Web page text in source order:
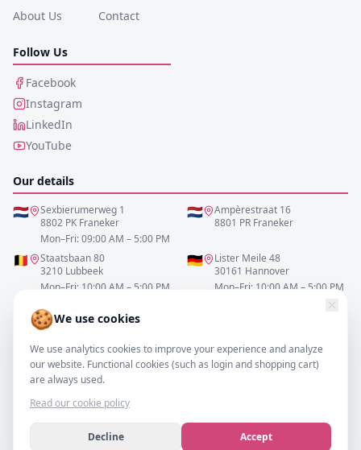
🍪We use cookies
We use analytics cookies to improve your experience and analyze
our website. Functional cookies (such as login and shopping cart)
are always used.
Read our cookie policy
Decline Accept
About Us
Contact
Follow Us
Facebook
Instagram
LinkedIn
YouTube
Our details
🇳🇱
Sexbierumerweg 1
8802 PK Franeker
Mon–Fri: 09:00 AM – 5:00 PM
🇳🇱
Ampèrestraat 16
8801 PR Franeker
🇧🇪
Staatsbaan 80
3210 Lubbeek
Mon–Fri: 10:00 AM – 5:00 PM
🇩🇪
Lister Meile 48
30161 Hannover
Mon–Fri: 10:00 AM – 5:00 PM
0517-700521
info@resofa.nl
©2026– resofa.com | All rights reserved.